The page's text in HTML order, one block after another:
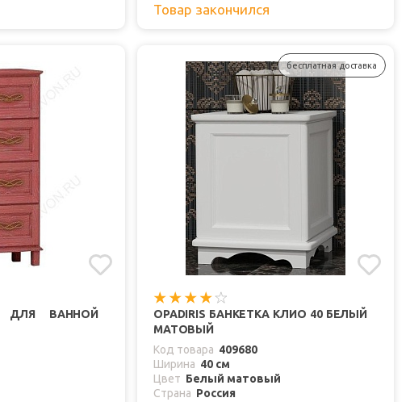
Товар закончился
ДЛЯ ВАННОЙ
бесплатная доставка
OPADIRIS БАНКЕТКА КЛИО 40 БЕЛЫЙ
МАТОВЫЙ
Код товара 409680
Ширина 40 см
Цвет Белый матовый
Страна Россия